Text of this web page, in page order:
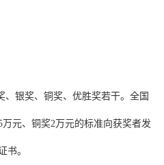
、银奖、铜奖、优胜奖若干。全国
元、铜奖2万元的标准向获奖者发
书。